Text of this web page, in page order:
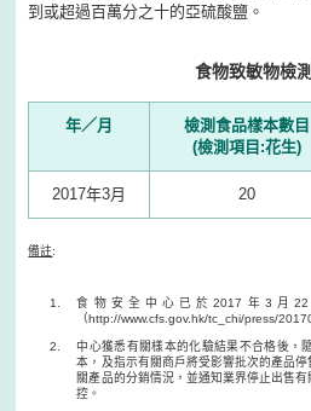
到或超過百萬分之十的亞硫酸鹽。
食物致敏物檢
年／月
檢測食品樣本數目
(檢測項目:花生)
2017年3月 20
備註:
食物安全中心已於2017年3月
（http://www.cfs.gov.hk/tc_chi/press/
中心獲悉有關樣本的化驗結果不合格後，
本，及指示有關商戶將受影響批次的產品
關產品的分銷情況，並通知業界停止出售
控。